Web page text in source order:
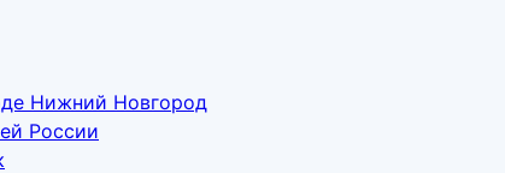
Нижний Новгород
России